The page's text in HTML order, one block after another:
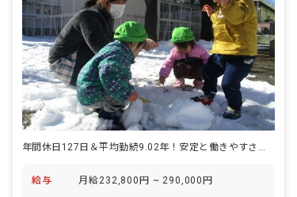
年間休日127日＆平均勤続9.02年！安定と働きやすさの保育園♪
給与 月給232,800円 ~ 290,000円